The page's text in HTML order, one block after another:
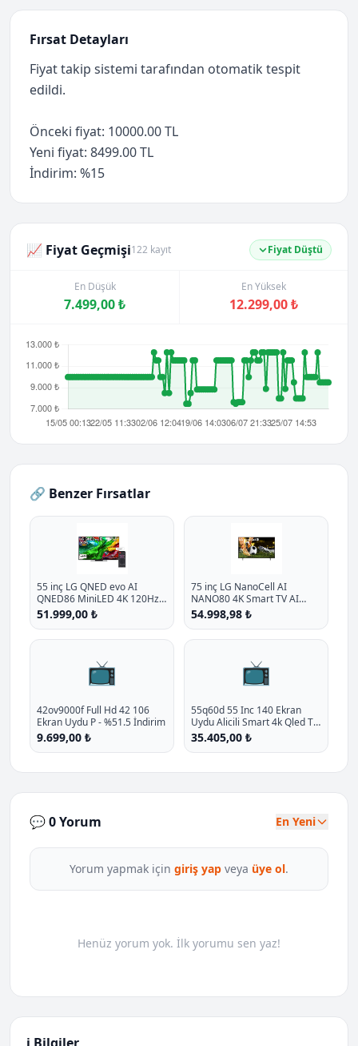
Fırsat Detayları
Fiyat takip sistemi tarafından otomatik tespit
edildi.
Önceki fiyat: 10000.00 TL
Yeni fiyat: 8499.00 TL
İndirim: %15
📈 Fiyat Geçmişi122 kayıt Fiyat Düştü
En Düşük
7.499,00 ₺
En Yüksek
12.299,00 ₺
🔗 Benzer Fırsatlar
55 inç LG QNED evo AI
QNED86 MiniLED 4K 120Hz
Smart TV AI Sihirli Kumanda
webOS25 2025
51.999,00 ₺
75 inç LG NanoCell AI
NANO80 4K Smart TV AI
Sihirli Kumanda HDR10
webOS25 2025
54.998,98 ₺
📺
42ov9000f Full Hd 42 106
Ekran Uydu P - %51.5 İndirim
9.699,00 ₺
📺
55q60d 55 Inc 140 Ekran
Uydu Alicili Smart 4k Qled Tv
2024 P - %19.5 İndirim
35.405,00 ₺
💬 0 Yorum En Yeni
Yorum yapmak için giriş yap veya üye ol.
Henüz yorum yok. İlk yorumu sen yaz!